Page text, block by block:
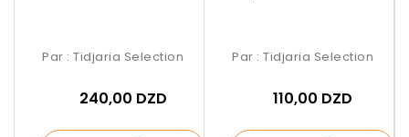
Par : Tidjaria Selection
240,00 DZD
Par : Tidjaria Selection
110,00 DZD